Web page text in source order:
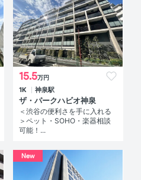
15.5万円
1K 神泉駅
ザ・パークハビオ神泉
＜渋谷の便利さを手に入れる
＞ペット・SOHO・楽器相談
可能！...
New